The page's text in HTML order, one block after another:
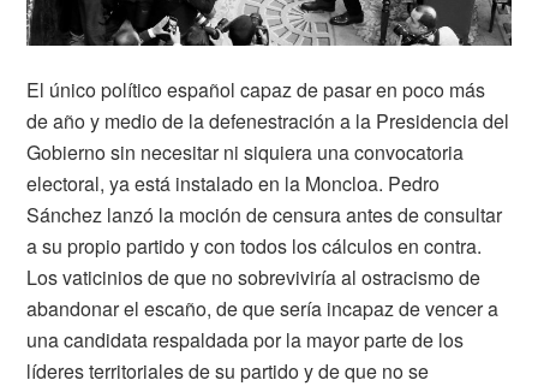
El único político español capaz de pasar en poco más
de año y medio de la defenestración a la Presidencia del
Gobierno sin necesitar ni siquiera una convocatoria
electoral, ya está instalado en la Moncloa. Pedro
Sánchez lanzó la moción de censura antes de consultar
a su propio partido y con todos los cálculos en contra.
Los vaticinios de que no sobreviviría al ostracismo de
abandonar el escaño, de que sería incapaz de vencer a
una candidata respaldada por la mayor parte de los
líderes territoriales de su partido y de que no se